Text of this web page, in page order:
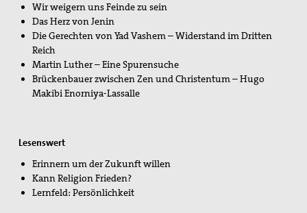
Kontakt
Suche
Wir weigern uns Feinde zu sein
Das Herz von Jenin
Die Gerechten von Yad Vashem – Widerstand im Dritten
Reich
Martin Luther – Eine Spurensuche
Brückenbauer zwischen Zen und Christentum – Hugo
Makibi Enorniya-Lassalle
Lesenswert
Erinnern um der Zukunft willen
Kann Religion Frieden?
Lernfeld: Persönlichkeit